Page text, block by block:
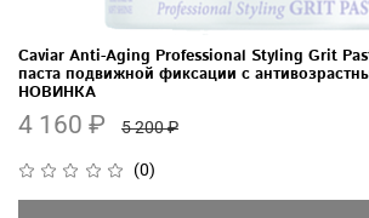
(0)
Caviar Anti-Aging Professional Styling Grit
паста подвижной фиксации с
НОВИНКА
4 160 ₽ 5 200 ₽